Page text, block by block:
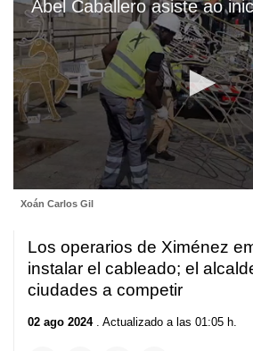
seconds
minute,
seconds
Xoán Carlos Gil
Los operarios de Ximénez
instalar el cableado; el
ciudades a competir
02 ago 2024. Actualizado a las 01:05 h.